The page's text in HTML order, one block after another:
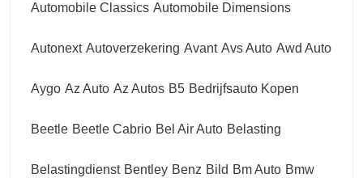
Automobile Classics Automobile Dimensions
Autonext Autoverzekering Avant Avs Auto Awd Auto
Aygo Az Auto Az Autos B5 Bedrijfsauto Kopen
Beetle Beetle Cabrio Bel Air Auto Belasting
Belastingdienst Bentley Benz Bild Bm Auto Bmw